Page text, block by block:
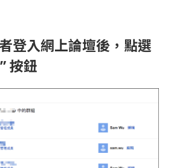
登入網上論壇後，點選
按鈕